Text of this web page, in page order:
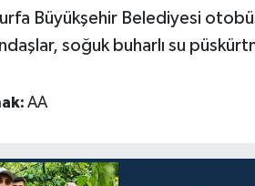
Büyükşehir Belediyesi
soğuk buharlı su
AA